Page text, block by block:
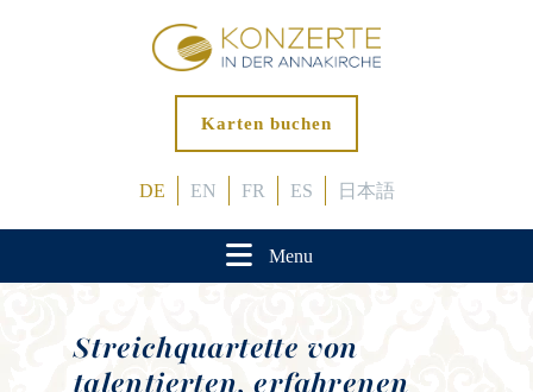
Karten buchen
DE EN FR ES 日本語
Menu
Streichquartette von
talentierten, erfahrenen